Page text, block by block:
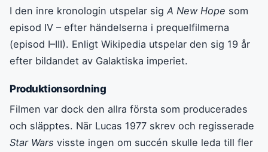
I den inre kronologin utspelar sig A New Hope som
episod IV – efter händelserna i prequelfilmerna
(episod I–III). Enligt Wikipedia utspelar den sig 19 år
efter bildandet av Galaktiska imperiet.
Produktionsordning
Filmen var dock den allra första som producerades
och släpptes. När Lucas 1977 skrev och regisserade
Star Wars visste ingen om succén skulle leda till fler